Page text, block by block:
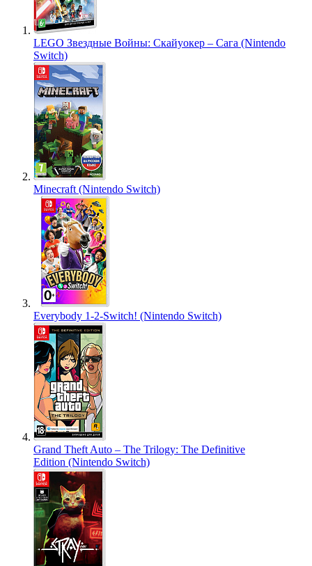
LEGO Звездные Войны: Скайуокер – Сага (Nintendo
Switch)
Minecraft (Nintendo Switch)
Everybody 1-2-Switch! (Nintendo Switch)
Grand Theft Auto – The Trilogy: The Definitive
Edition (Nintendo Switch)